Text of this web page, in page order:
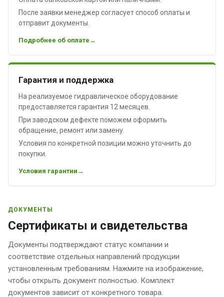
После заявки менеджер согласует способ оплаты и
отправит документы.
Подробнее об оплате
Гарантия и поддержка
На реализуемое гидравлическое оборудование
предоставляется гарантия 12 месяцев.
При заводском дефекте поможем оформить
обращение, ремонт или замену.
Условия по конкретной позиции можно уточнить до
покупки.
Условия гарантии
ДОКУМЕНТЫ
Сертификаты и свидетельства
Документы подтверждают статус компании и
соответствие отдельных направлений продукции
установленным требованиям. Нажмите на изображение,
чтобы открыть документ полностью. Комплект
документов зависит от конкретного товара.